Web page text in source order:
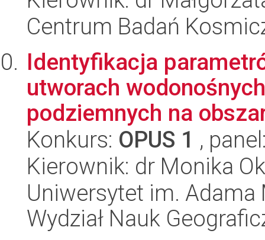
Centrum Badań
Identyfikacja
utworach
podziemnych na
Konkurs: OPUS 1 ,
Kierownik: dr Monika
Uniwersytet im.
Wydział Nauk